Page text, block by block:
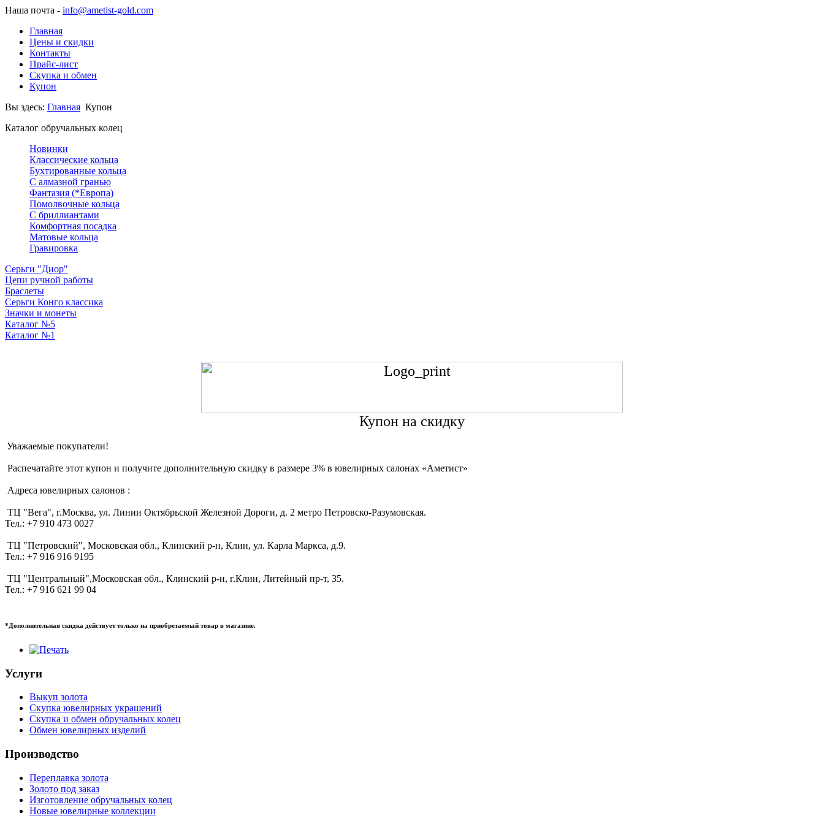
Наша почта - info@ametist-gold.com
Главная
Цены и скидки
Контакты
Прайс-лист
Скупка и обмен
Купон
Вы здесь: Главная Купон
Каталог обручальных колец
Новинки
Классические кольца
Бухтированные кольца
С алмазной гранью
Фантазия (*Европа)
Помолвочные кольца
С бриллиантами
Комфортная посадка
Матовые кольца
Гравировка
Серьги "Диор"
Цепи ручной работы
Браслеты
Серьги Конго классика
Значки и монеты
Каталог №5
Каталог №1
Купон на скидку
Уважаемые покупатели!
Распечатайте этот купон и получите дополнительную скидку в размере 3% в ювелирных салонах «Аметист»
Адреса ювелирных салонов :
ТЦ "Вега", г.Москва, ул. Линии Октябрьской Железной Дороги, д. 2 метро Петровско-Разумовская.
Тел.: +7 910 473 0027
ТЦ "Петровский", Московская обл., Клинский р-н, Клин, ул. Карла Маркса, д.9.
Тел.: +7 916 916 9195
ТЦ "Центральный",Московская обл., Клинский р-н, г.Клин, Литейный пр-т, 35.
Тел.: +7 916 621 99 04
*Дополнительная скидка действует только на приобретаемый товар в магазине.
Услуги
Выкуп золота
Скупка ювелирных украшений
Скупка и обмен обручальных колец
Обмен ювелирных изделий
Производство
Переплавка золота
Золото под заказ
Изготовление обручальных колец
Новые ювелирные коллекции